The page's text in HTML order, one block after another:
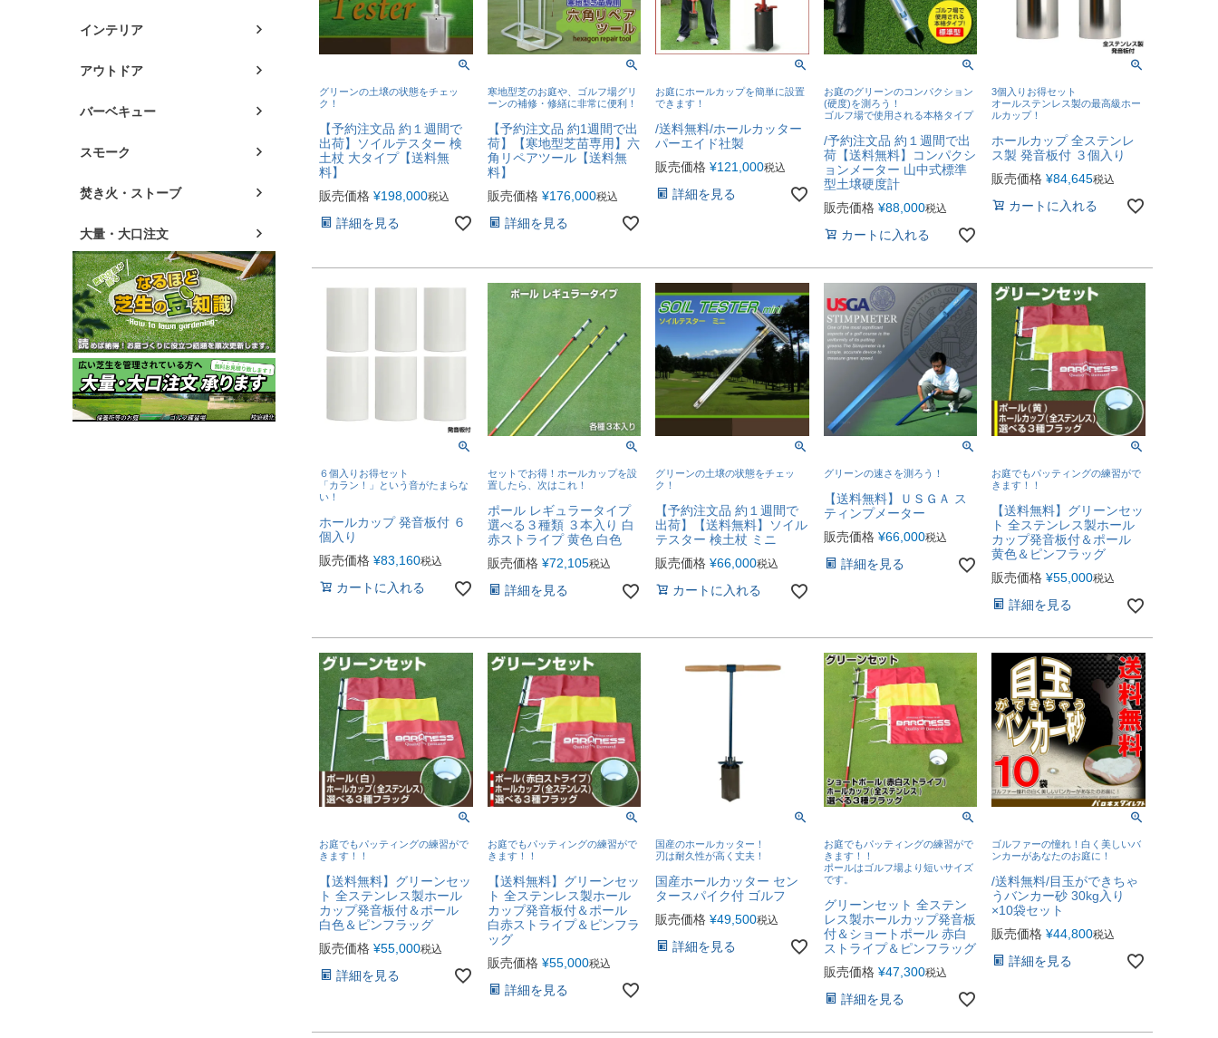
インテリア
アウトドア
バーベキュー
スモーク
焚き火・ストーブ
大量・大口注文
グリーンの土壌の状態をチェッ
ク！
【予約注文品 約１週間で
出荷】ソイルテスター 検
土杖 大タイプ【送料無
料】
販売価格 ¥198,000税込
詳細を見る
寒地型芝のお庭や、ゴルフ場グリ
ーンの補修・修繕に非常に便利！
【予約注文品 約1週間で出
荷】【寒地型芝苗専用】六
角リペアツール【送料無
料】
販売価格 ¥176,000税込
詳細を見る
お庭にホールカップを簡単に設置
できます！
/送料無料/ホールカッター
パーエイド社製
販売価格 ¥121,000税込
詳細を見る
お庭のグリーンのコンパクション
(硬度)を測ろう！
ゴルフ場で使用される本格タイプ
/予約注文品 約１週間で出
荷【送料無料】コンパクシ
ョンメーター 山中式標準
型土壌硬度計
販売価格 ¥88,000税込
カートに入れる
3個入りお得セット
オールステンレス製の最高級ホー
ルカップ！
ホールカップ 全ステンレ
ス製 発音板付 ３個入り
販売価格 ¥84,645税込
カートに入れる
６個入りお得セット
「カラン！」という音がたまらな
い！
ホールカップ 発音板付 ６
個入り
販売価格 ¥83,160税込
カートに入れる
セットでお得！ホールカップを設
置したら、次はこれ！
ポール レギュラータイプ
選べる３種類 ３本入り 白
赤ストライプ 黄色 白色
販売価格 ¥72,105税込
詳細を見る
グリーンの土壌の状態をチェッ
ク！
【予約注文品 約１週間で
出荷】【送料無料】ソイル
テスター 検土杖 ミニ
販売価格 ¥66,000税込
カートに入れる
グリーンの速さを測ろう！
【送料無料】ＵＳＧＡ ス
ティンプメーター
販売価格 ¥66,000税込
詳細を見る
お庭でもパッティングの練習がで
きます！！
【送料無料】グリーンセッ
ト 全ステンレス製ホール
カップ発音板付＆ポール
黄色＆ピンフラッグ
販売価格 ¥55,000税込
詳細を見る
お庭でもパッティングの練習がで
きます！！
【送料無料】グリーンセッ
ト 全ステンレス製ホール
カップ発音板付＆ポール
白色＆ピンフラッグ
販売価格 ¥55,000税込
詳細を見る
お庭でもパッティングの練習がで
きます！！
【送料無料】グリーンセッ
ト 全ステンレス製ホール
カップ発音板付＆ポール
白赤ストライプ＆ピンフラ
ッグ
販売価格 ¥55,000税込
詳細を見る
国産のホールカッター！
刃は耐久性が高く丈夫！
国産ホールカッター セン
タースパイク付 ゴルフ
販売価格 ¥49,500税込
詳細を見る
お庭でもパッティングの練習がで
きます！！
ポールはゴルフ場より短いサイズ
です。
グリーンセット 全ステン
レス製ホールカップ発音板
付＆ショートポール 赤白
ストライプ＆ピンフラッグ
販売価格 ¥47,300税込
詳細を見る
ゴルファーの憧れ！白く美しいバ
ンカーがあなたのお庭に！
/送料無料/目玉ができちゃ
うバンカー砂 30kg入り
×10袋セット
販売価格 ¥44,800税込
詳細を見る